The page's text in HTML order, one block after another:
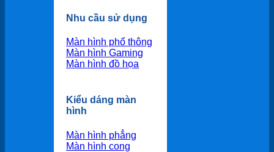
Nhu cầu sử dụng
Màn hình phổ thông
Màn hình Gaming
Màn hình đồ họa
Kiểu dáng màn
hình
Màn hình phẳng
Màn hình cong